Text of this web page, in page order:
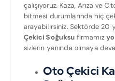
çalışıyoruz. Kaza, Arıza ve
bitmesi durumlarında hiç
arayabilirsiniz. Sektörde 20
Çekici Soğuksu firmamız
sizlerin yanında olmaya
Oto Çekici